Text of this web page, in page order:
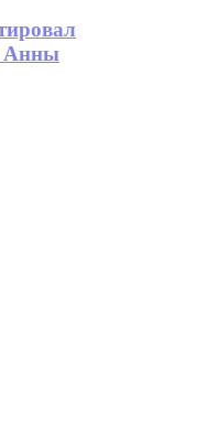
Анны